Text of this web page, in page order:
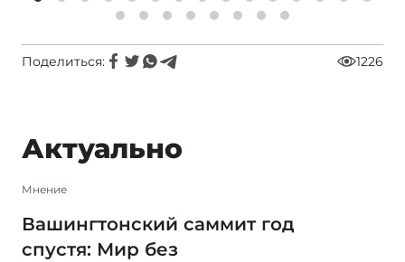
Поделиться: 1226
Актуально
Мнение
Вашингтонский саммит год
спустя: Мир без